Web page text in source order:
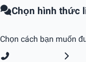
Chọn hình thức
Chọn cách bạn muốn